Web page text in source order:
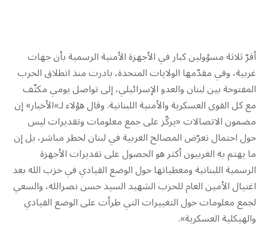
أقرّ ثلاثة مسؤولين كبار في الأجهزة الأمنية الرسمية بأن جهات
غربية، وفي مقدّمها الولايات المتحدة، بادرت منذ انطلاق الحرب
المفتوحة بين لبنان والعدو الإسرائيلي، إلى تواصل يومي مكثّف
مع كل القوى العسكرية والأمنية اللبنانية. وقال هؤلاء لـ»الأخبار» إن
مضمون الاتصالات «يركّز على جمع معلومات وتقديرات ليس
حول احتمال تعرّض المصالح الغربية في لبنان لخطر مباشر، بل إن
ما يهتم به الغربيون أكثر هو الحصول على تقديرات الأجهزة
الرسمية اللبنانية ومعطياتها حول الوضع القيادي في حزب الله بعد
اغتيال الأمين العام للحزب الشهيد السيد حسن نصرالله، والسعي
لجمع معلومات حول التغييرات التي طرأت على الوضع القيادي
والهيكلية العسكرية».